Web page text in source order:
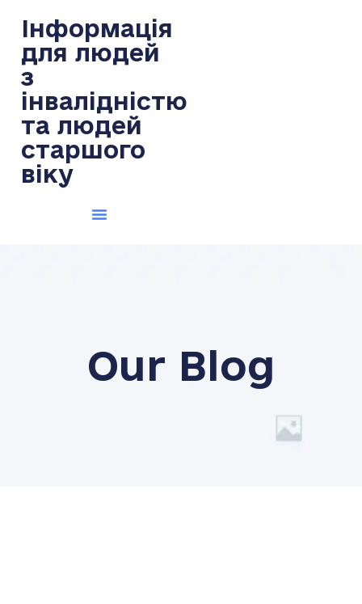
Інформація
для людей
з
інвалідністю
та людей
старшого
віку
Our Blog